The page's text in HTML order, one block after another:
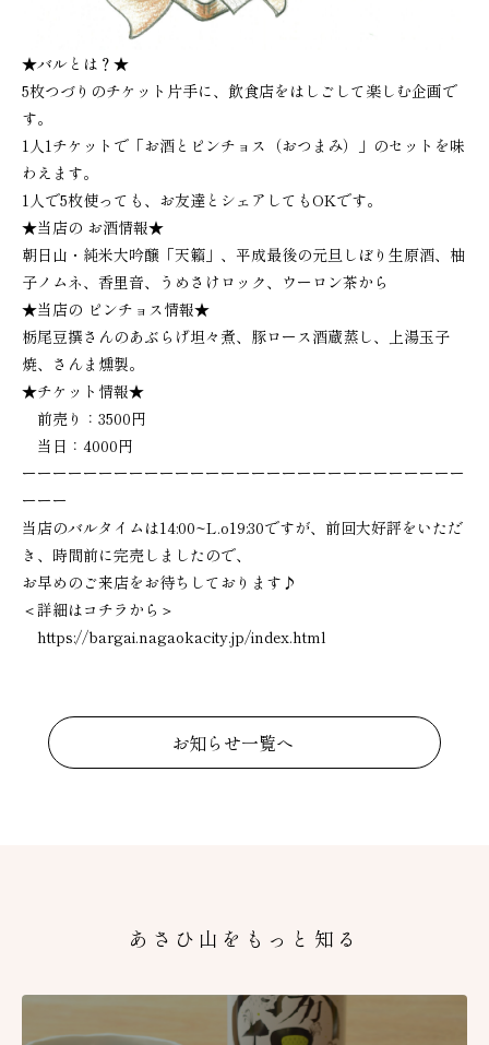
★バルとは？★
5枚つづりのチケット片手に、飲食店をはしごして楽しむ企画で
す。
1人1チケットで「お酒とピンチョス（おつまみ）」のセットを味
わえます。
1人で5枚使っても、お友達とシェアしてもOKです。
★当店の お酒情報★
朝日山・純米大吟醸「天籟」、平成最後の元旦しぼり生原酒、柚
子ノムネ、香里音、うめさけロック、ウーロン茶から
★当店の ピンチョス情報★
栃尾豆撰さんのあぶらげ坦々煮、豚ロース酒蔵蒸し、上湯玉子
焼、さんま燻製。
★チケット情報★
前売り：3500円
当日：4000円
ーーーーーーーーーーーーーーーーーーーーーーーーーーーーー
ーーー
当店のバルタイムは14:00~L.o19:30ですが、前回大好評をいただ
き、時間前に完売しましたので、
お早めのご来店をお待ちしております♪
＜詳細はコチラから＞
https://bargai.nagaokacity.jp/index.html
お知らせ一覧へ
あさひ山をもっと知る